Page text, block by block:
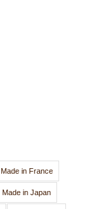
Made in France
Made in Japan